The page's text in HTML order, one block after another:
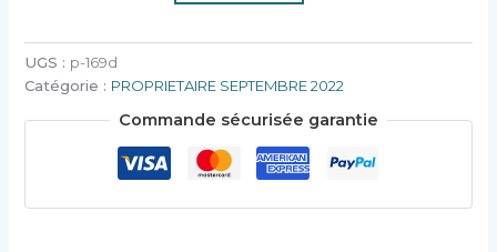
UGS : p-169d
Catégorie : PROPRIETAIRE SEPTEMBRE 2022
Commande sécurisée garantie